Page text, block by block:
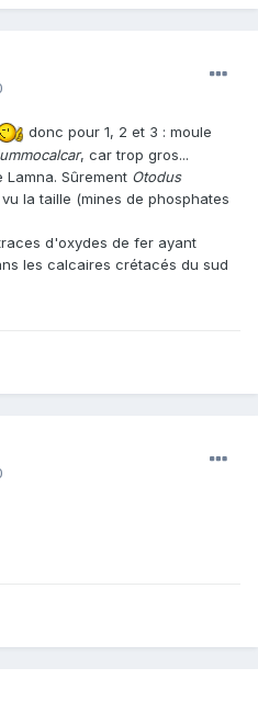
donc pour 1, 2 et 3 : moule
, car trop gros...
Sûrement Otodus
la taille (mines de phosphates
d'oxydes de fer ayant
les calcaires crétacés du sud